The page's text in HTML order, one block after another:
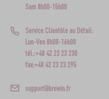
Sam 8h00-15h00
Service Clientèle au Détail:
Lun-Ven 8h00-16h00
tél.:+48 42 23 23 230
fax:+48 42 23 23 295
support@browin.fr